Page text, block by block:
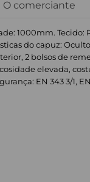
O comerciante
1000mm.
do capuz:
2 bolsos de
elevada,
EN 343 3/1,